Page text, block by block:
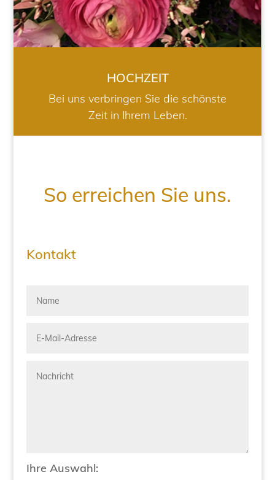
HOCHZEIT
Bei uns verbringen Sie die schönste
Zeit in Ihrem Leben.
So erreichen Sie uns.
Kontakt
Ihre Auswahl: